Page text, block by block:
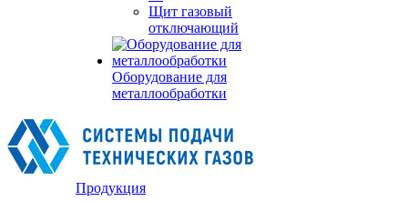
Щит газовый
отключающий
Оборудование для
металлообработки
Продукция